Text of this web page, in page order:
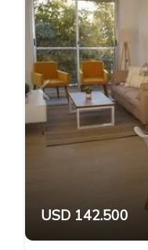
USD 142.500